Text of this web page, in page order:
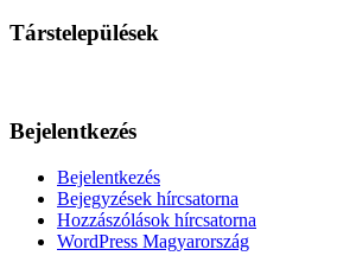
Társtelepülések
Bejelentkezés
Bejelentkezés
Bejegyzések hírcsatorna
Hozzászólások hírcsatorna
WordPress Magyarország